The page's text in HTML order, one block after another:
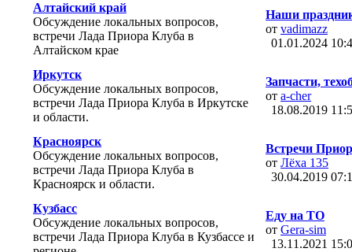
Алтайский край
Обсуждение локальных вопросов,
встречи Лада Приора Клуба в
Алтайском крае
Наши
от vadimazz
01.01.2024
Иркутск
Обсуждение локальных вопросов,
встречи Лада Приора Клуба в Иркутске
и области.
Запчасти,
от a-cher
18.08.2019
Красноярск
Обсуждение локальных вопросов,
встречи Лада Приора Клуба в
Красноярск и области.
Встречи
от Лёха 135
30.04.2019
Кузбасс
Обсуждение локальных вопросов,
встречи Лада Приора Клуба в Кузбассе и
Еду на ТО
от Gera-sim
13.11.2021